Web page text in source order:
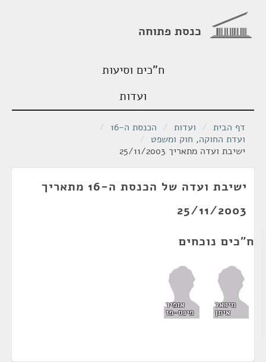
כנסת פתוחה
ח"כים וסיעות
ועדות
דף הבית / ועדות / הכנסת ה-16
/
ועדת החוקה, חוק ומשפט /
ישיבת ועדה מתאריך 25/11/2003
ישיבת ועדה של הכנסת ה-16 מתאריך
25/11/2003
ח"כים נוכחים
מיכאל
איתן
אופיר
פינס-פז